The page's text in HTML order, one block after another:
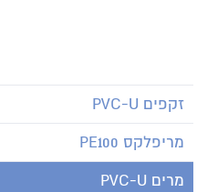
זקפים PVC-U
מריפלקס PE100
מרים PVC-U